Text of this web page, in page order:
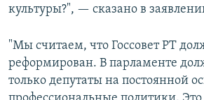
культуры?", — сказано в
"Мы считаем, что Госсовет РТ
реформирован. В парламенте
только депутаты на постоянной